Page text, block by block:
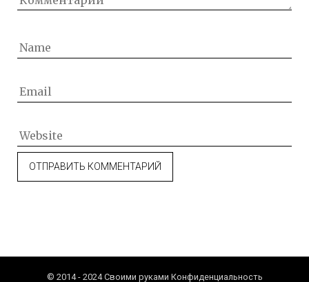
© 2014 - 2024 Своими руками Конфиденциальность